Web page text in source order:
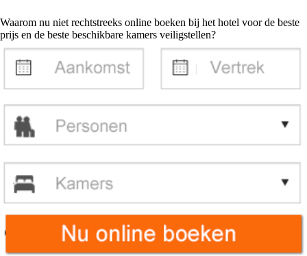
Waarom nu niet rechtstreeks online boeken bij het hotel voor de beste
prijs en de beste beschikbare kamers veiligstellen?